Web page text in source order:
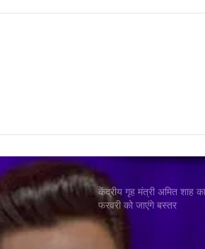
दुर्घटना पर जताया गहरा दु:ख,
Stand up Comedian
से लिया 5 साल का ब्रेक,
बताया मुख्य कारण